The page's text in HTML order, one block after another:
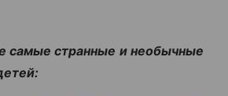
самые странные и необычные